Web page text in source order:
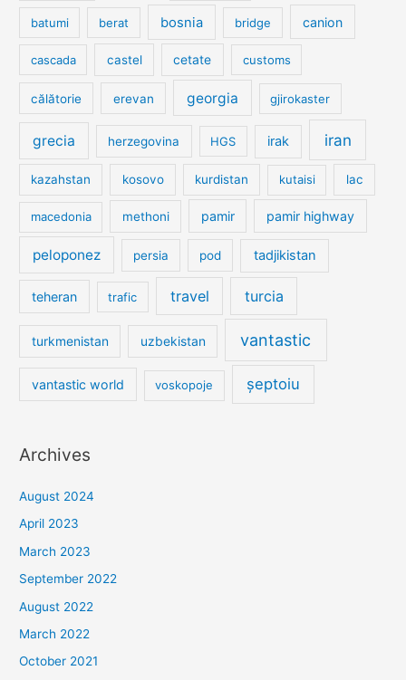
batumi berat bosnia bridge canion
cascada castel cetate customs
călătorie erevan georgia gjirokaster
grecia herzegovina HGS irak iran
kazahstan kosovo kurdistan kutaisi lac
macedonia methoni pamir pamir highway
peloponez persia pod tadjikistan
teheran trafic travel turcia
turkmenistan uzbekistan vantastic
vantastic world voskopoje șeptoiu
Archives
August 2024
April 2023
March 2023
September 2022
August 2022
March 2022
October 2021